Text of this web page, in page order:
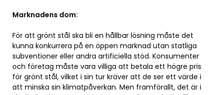
Marknadens dom:
För att grönt stål ska bli en hållbar lösning måste det
kunna konkurrera på en öppen marknad utan statliga
subventioner eller andra artificiella stöd. Konsumenter
och företag måste vara villiga att betala ett högre pris
för grönt stål, vilket i sin tur kräver att de ser ett värde i
att minska sin klimatpåverkan. Men framförallt, det är i